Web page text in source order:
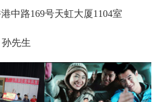
中路169号天虹大厦1104室
先生